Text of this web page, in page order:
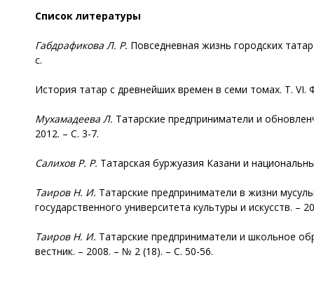
Список литературы
Габдрафикова Л. Р. Повседневная жизнь городских
с.
История татар с древнейших времен в семи томах. Т. VI.
Мухамадеева Л. Татарские предприниматели и
2012. – С. 3-7.
Салихов Р. Р. Татарская буржуазия Казани и
Таиров Н. И. Татарские предприниматели в жизни
государственного университета культуры и искусств. –
Таиров Н. И. Татарские предприниматели и школьное
вестник. – 2008. – № 2 (18). – С. 50-56.